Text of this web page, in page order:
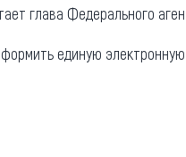
глава Федерального
единую